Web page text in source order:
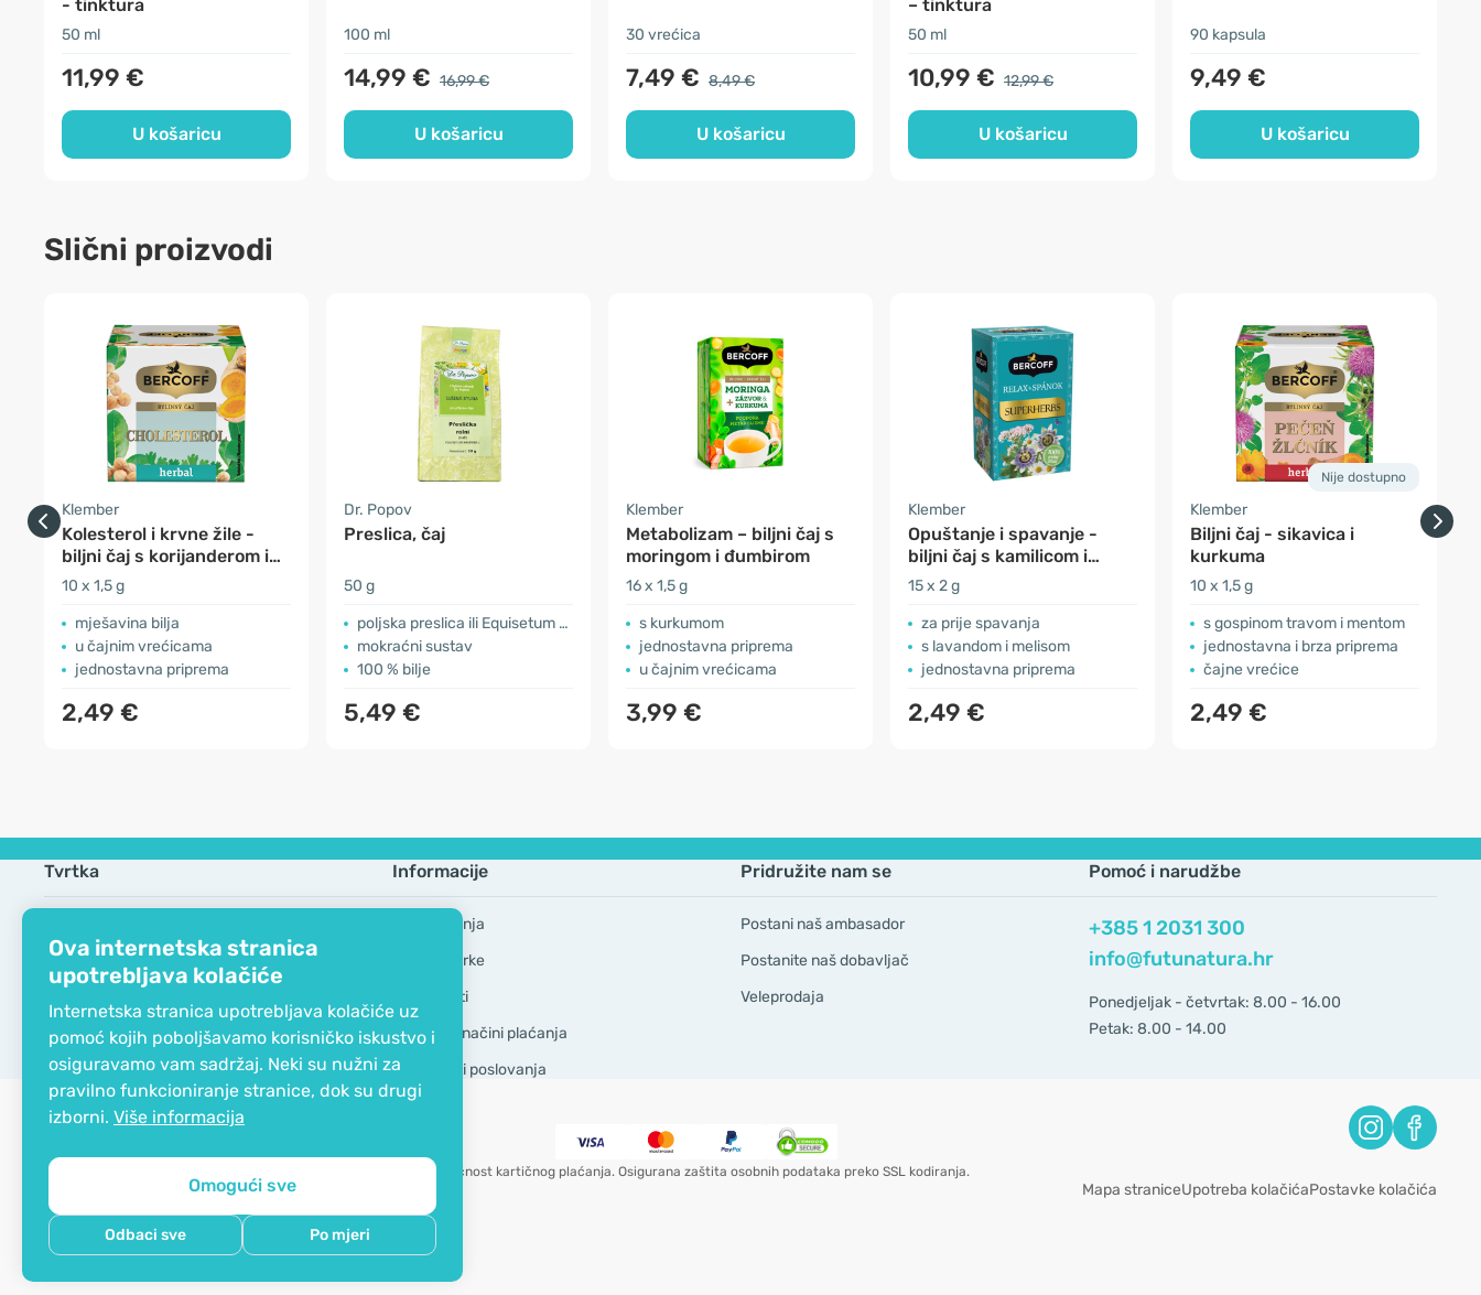
Ova internetska stranica
upotrebljava kolačiće
Internetska stranica upotrebljava kolačiće uz
pomoć kojih poboljšavamo korisničko iskustvo i
osiguravamo vam sadržaj. Neki su nužni za
pravilno funkcioniranje stranice, dok su drugi
izborni. Više informacija
Omogući sve
Odbaci sve Po mjeri
- tinktura
50 ml
11,99 €
U košaricu
100 ml
14,99 € 16,99 €
U košaricu
30 vrećica
7,49 € 8,49 €
U košaricu
– tinktura
50 ml
10,99 € 12,99 €
U košaricu
90 kapsula
9,49 €
U košaricu
Slični proizvodi
Klember
Kolesterol i krvne žile -
biljni čaj s korijanderom i
kurkumom
10 x 1,5 g
mješavina bilja
u čajnim vrećicama
jednostavna priprema
2,49 €
Dr. Popov
Preslica, čaj
50 g
poljska preslica ili Equisetum arvense
mokraćni sustav
100 % bilje
5,49 €
Klember
Metabolizam – biljni čaj s
moringom i đumbirom
16 x 1,5 g
s kurkumom
jednostavna priprema
u čajnim vrećicama
3,99 €
Klember
Opuštanje i spavanje -
biljni čaj s kamilicom i
valerijanom
15 x 2 g
za prije spavanja
s lavandom i melisom
jednostavna priprema
2,49 €
Nije dostupno
Klember
Biljni čaj - sikavica i
kurkuma
10 x 1,5 g
s gospinom travom i mentom
jednostavna i brza priprema
čajne vrećice
2,49 €
Tvrtka
Kontaktirajte nas
Informacije
Česta pitanja
Robne marke
GDPR Alati
Dostava i načini plaćanja
Opći uvjeti poslovanja
Pridružite nam se
Postani naš ambasador
Postanite naš dobavljač
Veleprodaja
Pomoć i narudžbe
+385 1 2031 300
info@futunatura.hr
Ponedjeljak - četvrtak: 8.00 - 16.00
Petak: 8.00 - 14.00
Mogućnost kartičnog plaćanja. Osigurana zaštita osobnih podataka preko SSL kodiranja.
Copyright © 2012 - 2026   |   Be Healthy Group d.o.o. Mapa straniceUpotreba kolačićaPostavke kolačića